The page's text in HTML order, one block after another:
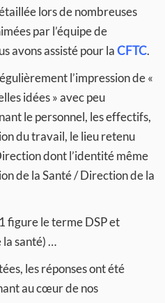
lors de nombreuses
par l’équipe de
avons assisté pour laCFTC.
l’impression de «
idées » avec peu
le personnel, les effectifs,
du travail, le lieu retenu
dont l’identité même
de la Santé / Direction de la
figure le terme DSP et
santé) …
les réponses ont été
au cœur de nos